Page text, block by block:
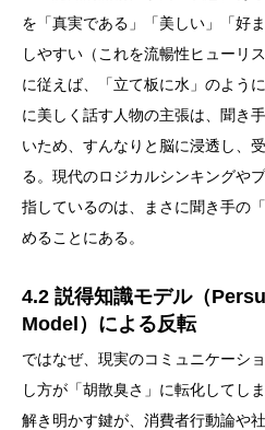
を「真実である」「美しい」「好
しやすい（これを流暢性ヒューリ
に従えば、「立て板に水」のよう
に美しく話す人物の主張は、聞き
いため、すんなりと脳に浸透し、
る。現代のロジカルシンキングや
指しているのは、まさに聞き手の
めることにある。
4.2 説得知識モデル（
Model）による反転
ではなぜ、現実のコミュニケーシ
し方が「胡散臭さ」に転化してし
解き明かす鍵が、消費者行動論や